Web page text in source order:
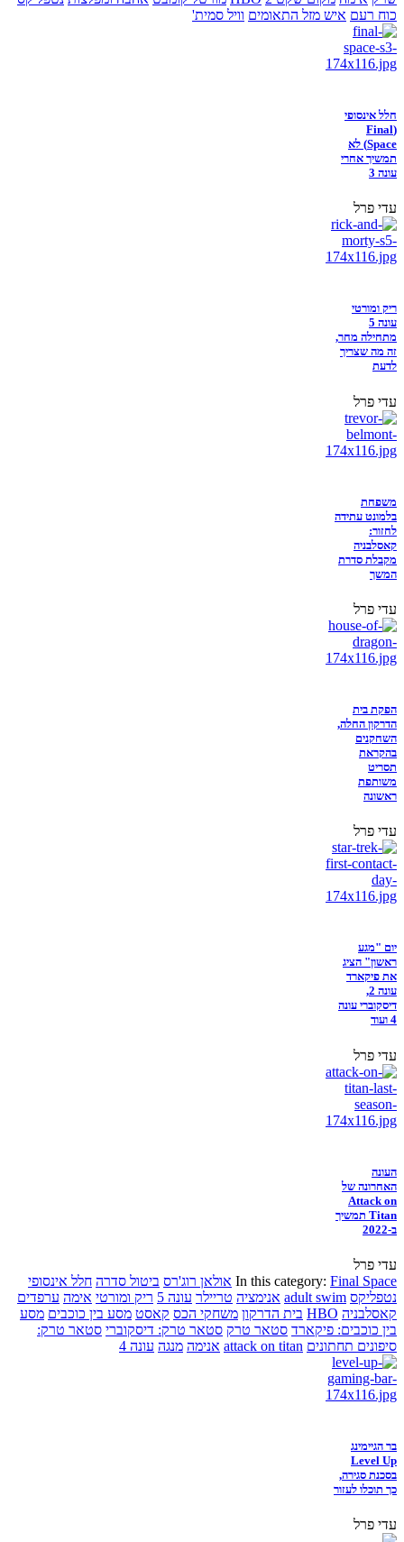
כוח רעם איש מזל התאומים וויל סמית'
חלל אינסופי
(Final
Space) לא
תמשיך אחרי
עונה 3
עדי פרל
ריק ומורטי
עונה 5
מתחילה מחר,
זה מה שצריך
לדעת
עדי פרל
משפחת
בלמונט עתידה
לחזור:
קאסלבניה
מקבלת סדרת
המשך
עדי פרל
הפקת בית
הדרקון החלה,
השחקנים
בהקראת
תסריט
משותפת
ראשונה
עדי פרל
יום "מגע
ראשון" הציג
את פיקארד
עונה 2,
דיסקוברי עונה
4 ועוד
עדי פרל
העונה
האחרונה של
Attack on
Titan תמשיך
ב-2022
עדי פרל
In this category: Final Space אולאן רוג'רס ביטול סדרה חלל אינסופי
נטפליקס adult swim אנימציה טריילר עונה 5 ריק ומורטי אימה ערפדים
קאסלבניה HBO בית הדרקון משחקי הכס קאסט מסע בין כוכבים מסע
בין כוכבים: פיקארד סטאר טרק סטאר טרק: דיסקוברי סטאר טרק:
סיפונים תחתונים attack on titan אנימה מנגה עונה 4
בר הגיימינג
Level Up
בסכנת סגירה,
כך תוכלו לעזור
עדי פרל